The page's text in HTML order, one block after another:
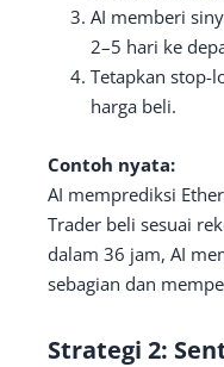
AI memberi
2–5 hari ke
Tetapkan stop-
harga beli.
Contoh nyata:
AI memprediksi
Trader beli sesuai
dalam 36 jam, AI
sebagian dan
Strategi 2: